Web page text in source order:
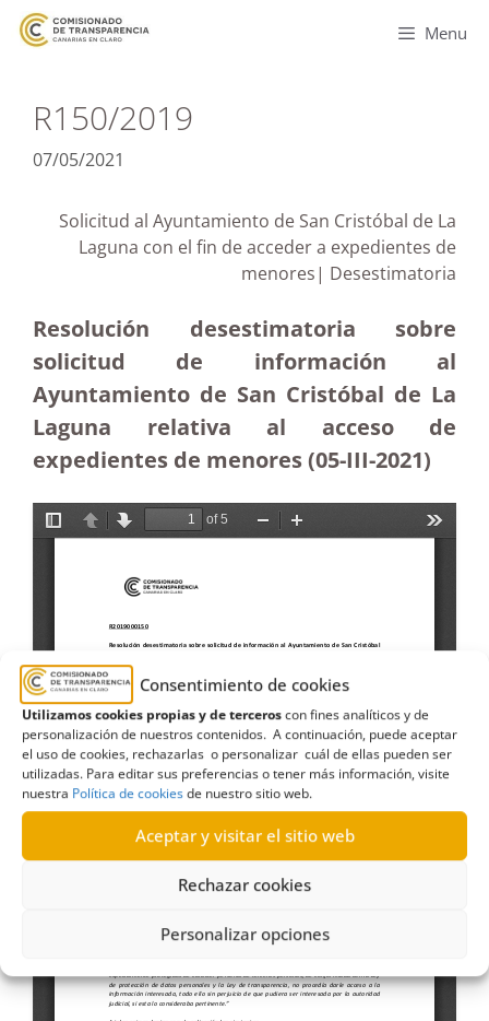
Consentimiento de cookies
Utilizamos cookies propias y de terceroscon fines analíticos y de
personalización de nuestros contenidos. A continuación, puede aceptar
el uso de cookies, rechazarlas o personalizar cuál de ellas pueden ser
utilizadas. Para editar sus preferencias o tener más información, visite
nuestra Política de cookiesde nuestro sitio web.
Aceptar y visitar el sitio web
Rechazar cookies
Personalizar opciones
Menu
R150/2019
07/05/2021
Solicitud al Ayuntamiento de San Cristóbal de La
Laguna con el fin de acceder a expedientes de
menores| Desestimatoria
Resolución desestimatoria sobre
solicitud de información al
Ayuntamiento de San Cristóbal de La
Laguna relativa al acceso de
expedientes de menores (05-III-2021)